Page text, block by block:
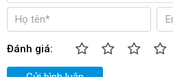
- Được sản xuất trên dây chuyền
được kiểm định bởi các chuyên gia
ra thị trường nên máy có độ bền và
Đánh giá: